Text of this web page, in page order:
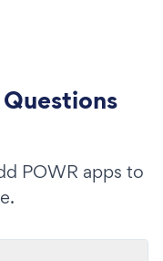
POWR apps to